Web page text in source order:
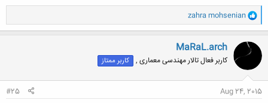
و
ا
ک
ن
ا
zahra mohsenian
MaRaL.arch
کاربر فعال تالار مهندسی معماری , کاربر ممتاز
Aug 24, 2015
#25